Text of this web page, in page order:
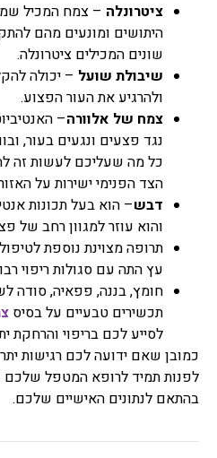
ציטרונלה – צמח המכיל
היתושים ומונעים מהם
שונים המכילים ציטרונלה.
שיבולת שועל – יכולה
ולהרגיע את העור הפצוע.
צמח של אלוורה–
נגד פצעים ונגעים בעור,
כל מה שעליכם לעשות זה
הצד הפנימי ישירות על
דבש– הוא בעל תכונות
והוא עוזר למגוון רחב של
תרופה מצוינת נוספת
עץ התה עם סגולות ריפוי
חומץ, בננה, פפאיה, סודה
תכשירים טבעיים על בסיס
לסייע לכם בריפוי והרחקת
כמובן שאם ידועה לכם רגישות
לפנות תמיד לרופא המטפל שלכם
בהתאם לנתונים האישיים שלכם.